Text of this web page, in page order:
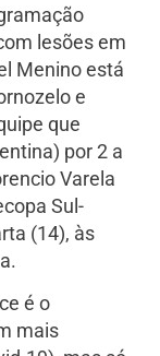
lesões em
Menino está
e
que
por 2 a
Varela
Sul-
(14), às
é o
mais